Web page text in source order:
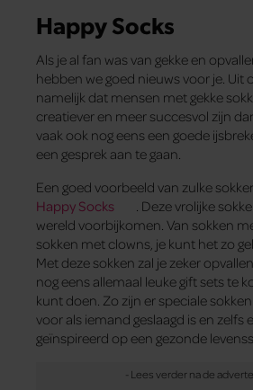
Happy Socks
Als je al fan was van gekke en
hebben we goed nieuws voor je. Uit
namelijk dat mensen met gekke
creatiever en meer succesvol zijn
vaak ook nog eens een goede
een gesprek aan te gaan.
Een goed voorbeeld van zulke
Happy Socks
. Deze vrolijke
wereld voorbijkomen. Van sokken
sokken met clowns, je kunt het zo
Met deze sokken zal je zeker
nog eens allemaal leuke gift sets te
kunt doen. Zo zijn er speciale
voor als iemand geslaagd is en zelfs
geïnspireerd op een gezonde